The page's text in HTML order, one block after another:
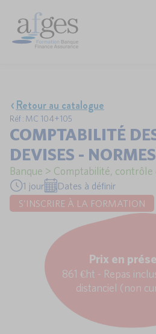
Retour au catalogue
Réf : MC 104+105
COMPTABILITÉ
DEVISES -
Banque > Comptabilité,
1 jour
Dates à définir
S'INSCRIRE À LA FORMATION
Prix en
861 €ht - Repas
distanciel (non